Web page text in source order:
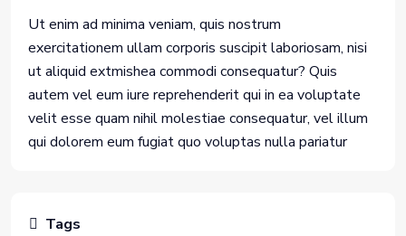
Ut enim ad minima veniam, quis nostrum
exercitationem ullam corporis suscipit laboriosam, nisi
ut aliquid extmishea commodi consequatur? Quis
autem vel eum iure reprehenderit qui in ea voluptate
velit esse quam nihil molestiae consequatur, vel illum
qui dolorem eum fugiat quo voluptas nulla pariatur
Tags